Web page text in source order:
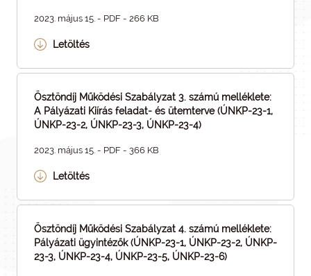
2023. május 15. - PDF - 266 KB
Letöltés
Ösztöndíj Működési Szabályzat 3. számú melléklete:
A Pályázati Kiírás feladat- és ütemterve (ÚNKP-23-1,
ÚNKP-23-2, ÚNKP-23-3, ÚNKP-23-4)
2023. május 15. - PDF - 366 KB
Letöltés
Ösztöndíj Működési Szabályzat 4. számú melléklete:
Pályázati ügyintézők (ÚNKP-23-1, ÚNKP-23-2, ÚNKP-
23-3, ÚNKP-23-4, ÚNKP-23-5, ÚNKP-23-6)